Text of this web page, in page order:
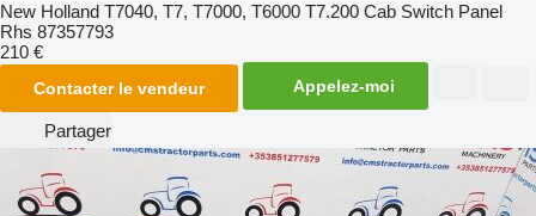
New Holland T7040, T7, T7000, T6000 T7.200 Cab Switch Panel
Rhs 87357793
210 €
Contacter le vendeur Appelez-moi
Partager